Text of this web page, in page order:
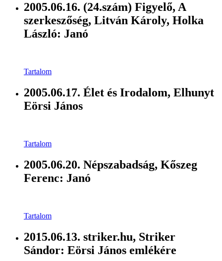
2005.06.16. (24.szám) Figyelő, A
szerkeszőség, Litván Károly, Holka
László: Janó
Tartalom
2005.06.17. Élet és Irodalom, Elhunyt
Eörsi János
Tartalom
2005.06.20. Népszabadság, Kőszeg
Ferenc: Janó
Tartalom
2015.06.13. striker.hu, Striker
Sándor: Eörsi János emlékére